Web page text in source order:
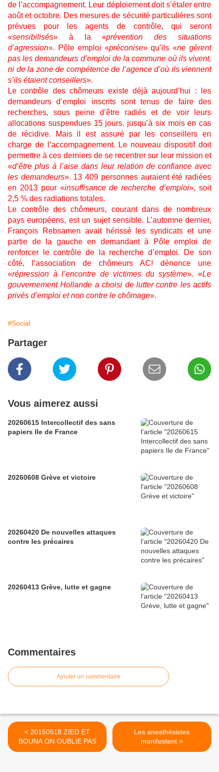
de l’accompagnement. Leur déploiement doit s’étaler entre
août et octobre. Des mesures de sécurité particulières sont
prévues pour les agents de contrôle, qui seront
«sensibilisés» à la «prévention des situations
d’agression». Pôle emploi «préconise» qu’ils «ne gèrent
pas les demandeurs d’emploi de la commune où ils vivent,
ni de la zone de compétence de l’agence d’où ils viennent
s’ils étaient conseillers».
Le contrôle des chômeurs existe déjà aujourd’hui : les
demandeurs d’emploi inscrits sont tenus de faire des
recherches, sous peine d’être radiés et de voir leurs
allocations suspendues 15 jours, jusqu’à six mois en cas
de récidive. Mais il est assuré par les conseillers en
charge de l’accompagnement. Le nouveau dispositif doit
permettre à ces derniers de se recentrer sur leur mission et
«d’être plus à l’aise dans leur relation de confiance avec
les demandeurs». 13 409 personnes auraient été radiées
en 2013 pour «insuffisance de recherche d’emploi», soit
2,5 % des radiations totales.
Le contrôle des chômeurs, courant dans de nombreux
pays européens, est un sujet sensible. L’automne dernier,
François Rebsamen avait hérissé les syndicats et une
partie de la gauche en demandant à Pôle emploi de
renforcer le contrôle de la recherche d’emploi. De son
côté, l’association de chômeurs AC! dénonce une
«répression à l’encontre de victimes du système». «Le
gouvernement Hollande a choisi de lutter contre les actifs
privés d’emploi et non contre le chômage».
#Social
Partager
Vous aimerez aussi
20260615 Intercollectif des sans
papiers Ile de France
20260608 Grève et victoire
20260420 De nouvelles attaques
contre les précaires
20260413 Grève, lutte et gagne
Commentaires
Ajouter un commentaire
< 20150518 ZIED ET
BOUNA ON OUBLIE PAS
Les anesthésistes
manifestent >